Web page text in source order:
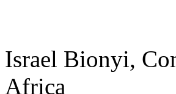
Israel Bionyi,
Africa